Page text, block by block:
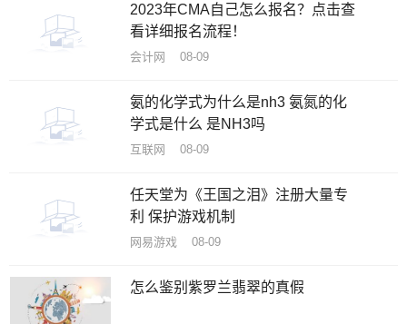
2023年CMA自己怎么报名？点击查
看详细报名流程！
会计网 08-09
氨的化学式为什么是nh3 氨氮的化
学式是什么 是NH3吗
互联网 08-09
任天堂为《王国之泪》注册大量专
利 保护游戏机制
网易游戏 08-09
怎么鉴别紫罗兰翡翠的真假